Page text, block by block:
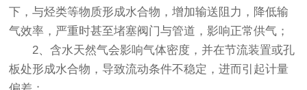
下，与烃类等物质形成水合物，增加输送阻力，降低输
气效率，严重时甚至堵塞阀门与管道，影响正常供气；
2、含水天然气会影响气体密度，并在节流装置或孔
板处形成水合物，导致流动条件不稳定，进而引起计量